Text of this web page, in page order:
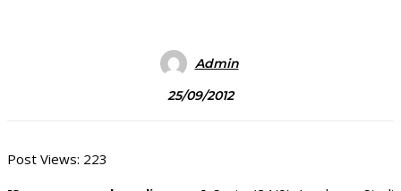
Admin
25/09/2012
Post Views: 223